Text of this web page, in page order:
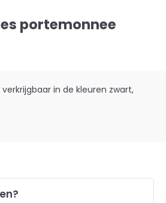
portemonnee
in de kleuren zwart,